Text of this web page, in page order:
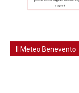
Il Meteo Benevento